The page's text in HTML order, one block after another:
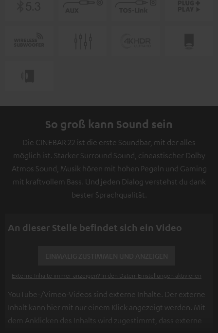
So groß kann Sound sein
Die CINEBAR 22 ist die erste Soundbar, mit der alles
möglich ist. Starker Surround Sound, cineastischer Dolby
Atmos Sound, Musik hören mit hohen Pegeln und Gaming
mit kraftvollem Bass. Und jeden Dialog verstehst du dank
bester Sprachqualität.
An dieser Stelle befindet sich ein Video
Externe Inhalte immer anzeigen? In den Daten‑Einstellungen aktivieren
YouTube-/Vimeo-Videos sind externe Inhalte. Der externe
Inhalt kann hier mit nur einem Klick angezeigt werden. Mit
dem Anklicken des Inhalts wird zugestimmt, dass externe